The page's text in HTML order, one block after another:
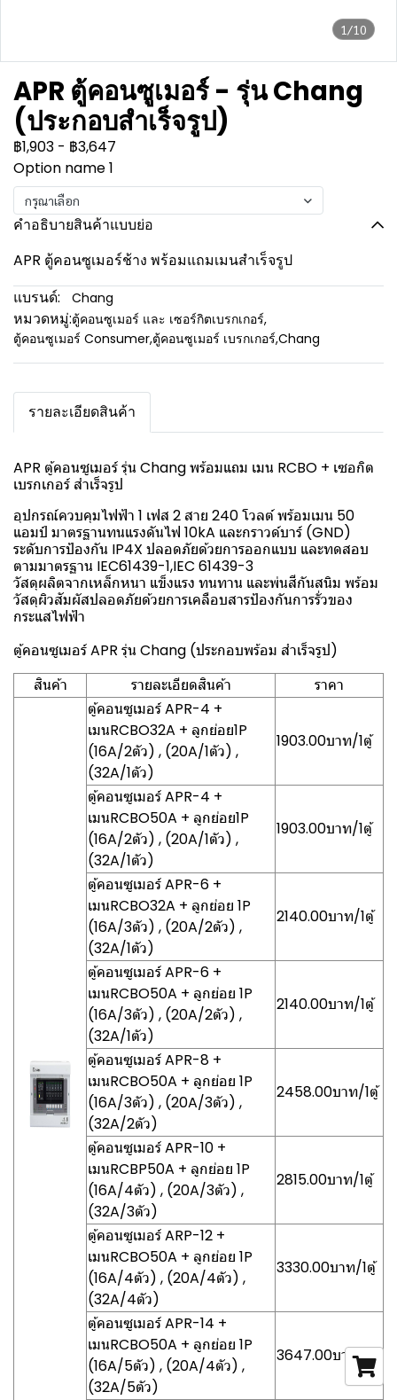
1/10
APR ตู้คอนซูเมอร์ - รุ่น Chang
(ประกอบสำเร็จรูป)
฿1,903 - ฿3,647
Option name 1
กรุณาเลือก
คำอธิบายสินค้าแบบย่อ
APR ตู้คอนซูเมอร์ช้าง พร้อมแถมเมนสำเร็จรูป
แบรนด์:
Chang
หมวดหมู่:ตู้คอนซูเมอร์ และ เซอร์กิตเบรกเกอร์,
ตู้คอนซูเมอร์ Consumer,ตู้คอนซูเมอร์ เบรกเกอร์,Chang
รายละเอียดสินค้า
APR ตู้คอนซูเมอร์ รุ่น Chang พร้อมแถม เมน RCBO + เซอกิต
เบรกเกอร์ สำเร็จรูป
อุปกรณ์ควบคุมไฟฟ้า 1 เฟส 2 สาย 240 โวลต์ พร้อมเมน 50
แอมป์ มาตรฐานทนแรงดันไฟ 10kA และกราวด์บาร์ (GND)
ระดับการป้องกัน IP4X ปลอดภัยด้วยการออกแบบ และทดสอบ
ตามมาตรฐาน IEC61439-1,IEC 61439-3
วัสดุผลิตจากเหล็กหนา แข็งแรง ทนทาน และพ่นสีกันสนิม พร้อม
วัสดุผิวสัมผัสปลอดภัยด้วยการเคลือบสารป้องกันการรั่วของ
กระแสไฟฟ้า
ตู้คอนซูเมอร์ APR รุ่น Chang (ประกอบพร้อม สำเร็จรูป)
สินค้า
รายละเอียดสินค้า
ราคา
ตู้คอนซูเมอร์ APR-4 +
เมนRCBO32A + ลูกย่อย1P
(16A/2ตัว) , (20A/1ตัว) ,
(32A/1ตัว)
1903.00บาท/1ตู้
ตู้คอนซูเมอร์ APR-4 +
เมนRCBO50A + ลูกย่อย1P
(16A/2ตัว) , (20A/1ตัว) ,
(32A/1ตัว)
1903.00บาท/1ตู้
ตู้คอนซูเมอร์ APR-6 +
เมนRCBO32A + ลูกย่อย 1P
(16A/3ตัว) , (20A/2ตัว) ,
(32A/1ตัว)
2140.00บาท/1ตู้
ตู้คอนซูเมอร์ APR-6 +
เมนRCBO50A + ลูกย่อย 1P
(16A/3ตัว) , (20A/2ตัว) ,
(32A/1ตัว)
2140.00บาท/1ตู้
ตู้คอนซูเมอร์ APR-8 +
เมนRCBO50A + ลูกย่อย 1P
(16A/3ตัว) , (20A/3ตัว) ,
(32A/2ตัว)
2458.00บาท/1ตู้
ตู้คอนซูเมอร์ APR-10 +
เมนRCBP50A + ลูกย่อย 1P
(16A/4ตัว) , (20A/3ตัว) ,
(32A/3ตัว)
2815.00บาท/1ตู้
ตู้คอนซูเมอร์ ARP-12 +
เมนRCBO50A + ลูกย่อย 1P
(16A/4ตัว) , (20A/4ตัว) ,
(32A/4ตัว)
3330.00บาท/1ตู้
ตู้คอนซูเมอร์ APR-14 +
เมนRCBO50A + ลูกย่อย 1P
(16A/5ตัว) , (20A/4ตัว) ,
(32A/5ตัว)
3647.00บาท/1ตู้